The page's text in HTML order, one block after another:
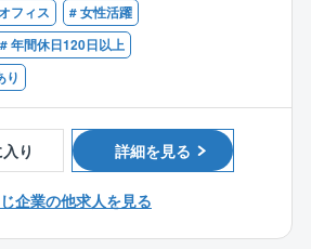
は、2名以上の体制で業務を行い、
半年程度の案件が比較的多いで
立場で、企画提案～設計～施工ま
通貫してプロジェクトを推進して
印刷ならではの優位性を持ちなが
や業務の幅広さを経験し、技術者
格
共用部、マンション共用部等の改修
て管理した経験
育成経験
フィス
# 女性活躍
# 年間休日120日以上
り
り 詳細を見る
企業の他求人を見る